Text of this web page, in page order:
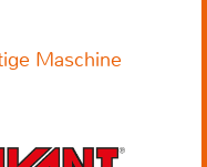
Maschine